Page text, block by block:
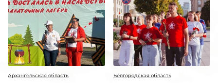
Архангельская область Белгородская область